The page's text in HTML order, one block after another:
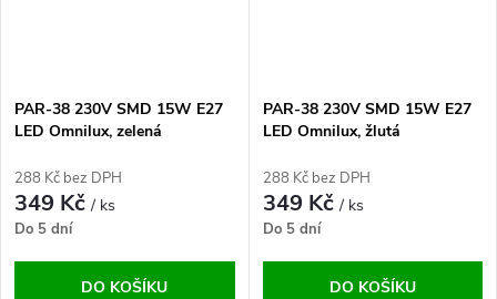
PAR-38 230V SMD 15W E27
LED Omnilux, zelená
288 Kč bez DPH
349 Kč/ ks
Do 5 dní
DO KOŠÍKU
PAR-38 230V SMD 15W E27
LED Omnilux, žlutá
288 Kč bez DPH
349 Kč/ ks
Do 5 dní
DO KOŠÍKU